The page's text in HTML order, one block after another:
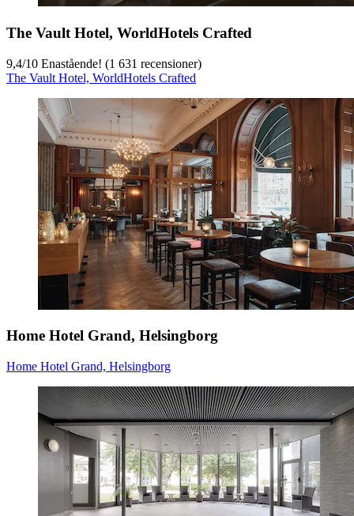
The Vault Hotel, WorldHotels Crafted
9,4/10 Enastående! (1 631 recensioner)
The Vault Hotel, WorldHotels Crafted
Home Hotel Grand, Helsingborg
Home Hotel Grand, Helsingborg